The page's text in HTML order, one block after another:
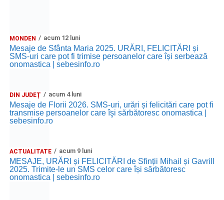
MONDEN acum 12 luni
Mesaje de Sfânta Maria 2025. URĂRI, FELICITĂRI și
SMS-uri care pot fi trimise persoanelor care își serbează
onomastica | sebesinfo.ro
DIN JUDEȚ acum 4 luni
Mesaje de Florii 2026. SMS-uri, urări și felicitări care pot fi
transmise persoanelor care îşi sărbătoresc onomastica |
sebesinfo.ro
ACTUALITATE acum 9 luni
MESAJE, URĂRI și FELICITĂRI de Sfinții Mihail și Gavrill
2025. Trimite-le un SMS celor care își sărbătoresc
onomastica | sebesinfo.ro